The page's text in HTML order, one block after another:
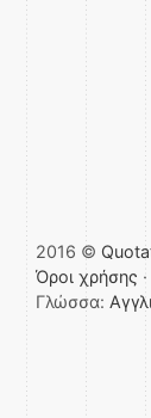
2016 ©
Όροι χρήσης ·
Γλώσσα: